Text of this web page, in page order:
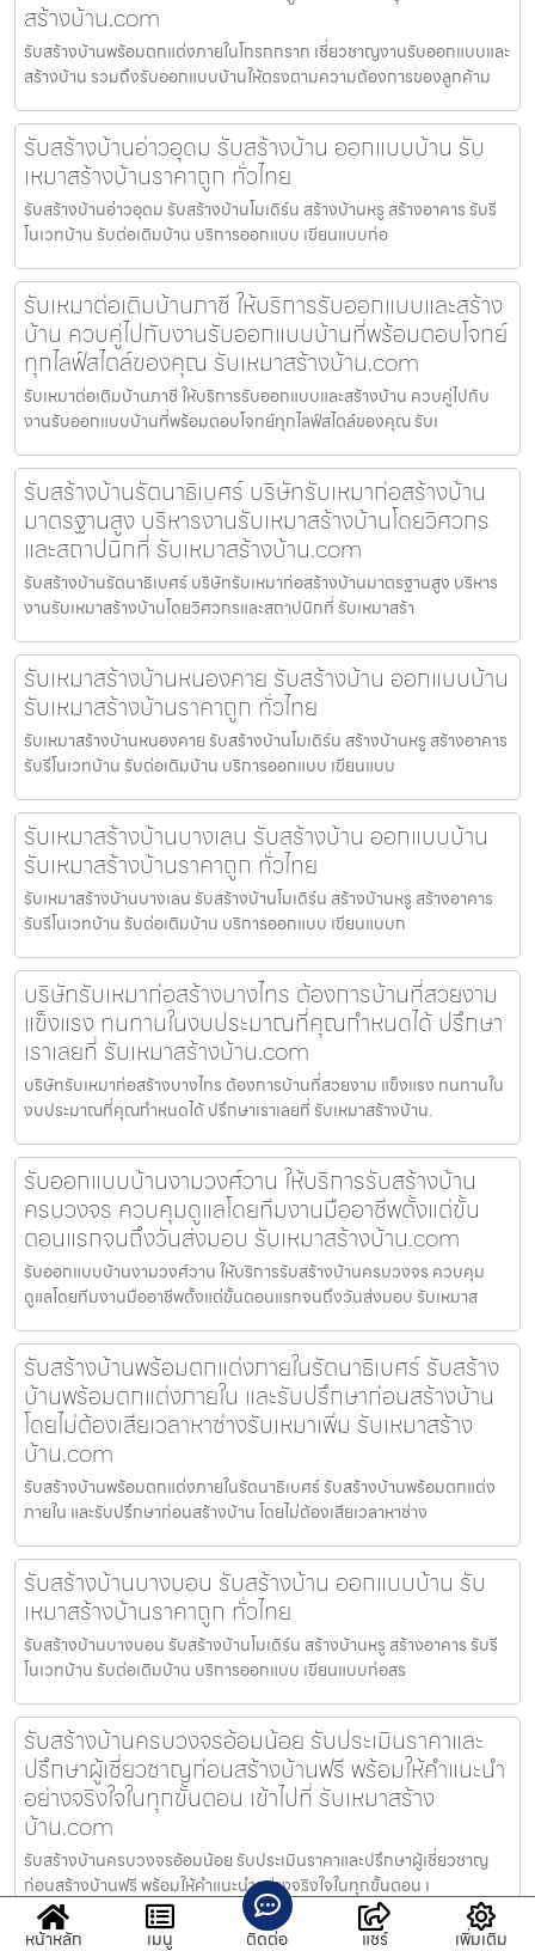
สร้างบ้าน.com
รับสร้างบ้านพร้อมตกแต่งภายในโกรกกราก เชี่ยวชาญงานรับออกแบบและ
สร้างบ้าน รวมถึงรับออกแบบบ้านให้ตรงตามความต้องการของลูกค้าม
รับสร้างบ้านอ่าวอุดม รับสร้างบ้าน ออกแบบบ้าน รับ
เหมาสร้างบ้านราคาถูก ทั่วไทย
รับสร้างบ้านอ่าวอุดม รับสร้างบ้านโมเดิร์น สร้างบ้านหรู สร้างอาคาร รับรี
โนเวทบ้าน รับต่อเติมบ้าน บริการออกแบบ เขียนแบบก่อ
รับเหมาต่อเติมบ้านภาชี ให้บริการรับออกแบบและสร้าง
บ้าน ควบคู่ไปกับงานรับออกแบบบ้านที่พร้อมตอบโจทย์
ทุกไลฟ์สไตล์ของคุณ รับเหมาสร้างบ้าน.com
รับเหมาต่อเติมบ้านภาชี ให้บริการรับออกแบบและสร้างบ้าน ควบคู่ไปกับ
งานรับออกแบบบ้านที่พร้อมตอบโจทย์ทุกไลฟ์สไตล์ของคุณ รับเ
รับสร้างบ้านรัตนาธิเบศร์ บริษัทรับเหมาก่อสร้างบ้าน
มาตรฐานสูง บริหารงานรับเหมาสร้างบ้านโดยวิศวกร
และสถาปนิกที่ รับเหมาสร้างบ้าน.com
รับสร้างบ้านรัตนาธิเบศร์ บริษัทรับเหมาก่อสร้างบ้านมาตรฐานสูง บริหาร
งานรับเหมาสร้างบ้านโดยวิศวกรและสถาปนิกที่ รับเหมาสร้า
รับเหมาสร้างบ้านหนองคาย รับสร้างบ้าน ออกแบบบ้าน
รับเหมาสร้างบ้านราคาถูก ทั่วไทย
รับเหมาสร้างบ้านหนองคาย รับสร้างบ้านโมเดิร์น สร้างบ้านหรู สร้างอาคาร
รับรีโนเวทบ้าน รับต่อเติมบ้าน บริการออกแบบ เขียนแบบ
รับเหมาสร้างบ้านบางเลน รับสร้างบ้าน ออกแบบบ้าน
รับเหมาสร้างบ้านราคาถูก ทั่วไทย
รับเหมาสร้างบ้านบางเลน รับสร้างบ้านโมเดิร์น สร้างบ้านหรู สร้างอาคาร
รับรีโนเวทบ้าน รับต่อเติมบ้าน บริการออกแบบ เขียนแบบก
บริษัทรับเหมาก่อสร้างบางไทร ต้องการบ้านที่สวยงาม
แข็งแรง ทนทานในงบประมาณที่คุณกำหนดได้ ปรึกษา
เราเลยที่ รับเหมาสร้างบ้าน.com
บริษัทรับเหมาก่อสร้างบางไทร ต้องการบ้านที่สวยงาม แข็งแรง ทนทานใน
งบประมาณที่คุณกำหนดได้ ปรึกษาเราเลยที่ รับเหมาสร้างบ้าน.
รับออกแบบบ้านงามวงศ์วาน ให้บริการรับสร้างบ้าน
ครบวงจร ควบคุมดูแลโดยทีมงานมืออาชีพตั้งแต่ขั้น
ตอนแรกจนถึงวันส่งมอบ รับเหมาสร้างบ้าน.com
รับออกแบบบ้านงามวงศ์วาน ให้บริการรับสร้างบ้านครบวงจร ควบคุม
ดูแลโดยทีมงานมืออาชีพตั้งแต่ขั้นตอนแรกจนถึงวันส่งมอบ รับเหมาส
รับสร้างบ้านพร้อมตกแต่งภายในรัตนาธิเบศร์ รับสร้าง
บ้านพร้อมตกแต่งภายใน และรับปรึกษาก่อนสร้างบ้าน
โดยไม่ต้องเสียเวลาหาช่างรับเหมาเพิ่ม รับเหมาสร้าง
บ้าน.com
รับสร้างบ้านพร้อมตกแต่งภายในรัตนาธิเบศร์ รับสร้างบ้านพร้อมตกแต่ง
ภายใน และรับปรึกษาก่อนสร้างบ้าน โดยไม่ต้องเสียเวลาหาช่าง
รับสร้างบ้านบางบอน รับสร้างบ้าน ออกแบบบ้าน รับ
เหมาสร้างบ้านราคาถูก ทั่วไทย
รับสร้างบ้านบางบอน รับสร้างบ้านโมเดิร์น สร้างบ้านหรู สร้างอาคาร รับรี
โนเวทบ้าน รับต่อเติมบ้าน บริการออกแบบ เขียนแบบก่อสร
รับสร้างบ้านครบวงจรอ้อมน้อย รับประเมินราคาและ
ปรึกษาผู้เชี่ยวชาญก่อนสร้างบ้านฟรี พร้อมให้คำแนะนำ
อย่างจริงใจในทุกขั้นตอน เข้าไปที่ รับเหมาสร้าง
บ้าน.com
รับสร้างบ้านครบวงจรอ้อมน้อย รับประเมินราคาและปรึกษาผู้เชี่ยวชาญ
ก่อนสร้างบ้านฟรี พร้อมให้คำแนะนำอย่างจริงใจในทุกขั้นตอน เ
หน้าหลัก เมนู ติดต่อ แชร์ เพิ่มเติม